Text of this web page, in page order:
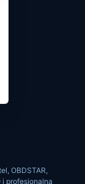
OBDSTAR,
i profesionalna